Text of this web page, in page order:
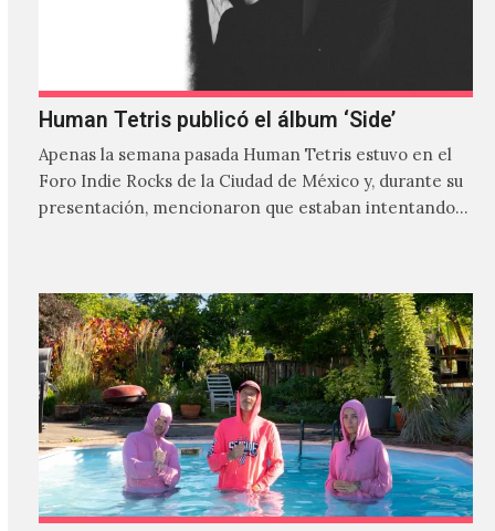
Human Tetris publicó el álbum ‘Side’
Apenas la semana pasada Human Tetris estuvo en el
Foro Indie Rocks de la Ciudad de México y, durante su
presentación, mencionaron que estaban intentando…